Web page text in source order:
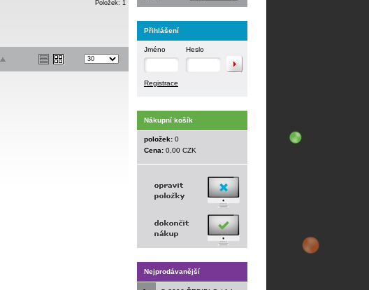
Položek: 1
Přihlášení
Jméno Heslo
Registrace
Nákupní košík
položek: 0
Cena: 0,00 CZK
Nejprodávanější